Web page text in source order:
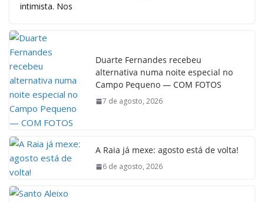
intimista. Nos
Duarte Fernandes recebeu
alternativa numa noite especial no
Campo Pequeno — COM FOTOS
7 de agosto, 2026
A Raia já mexe: agosto está de volta!
6 de agosto, 2026